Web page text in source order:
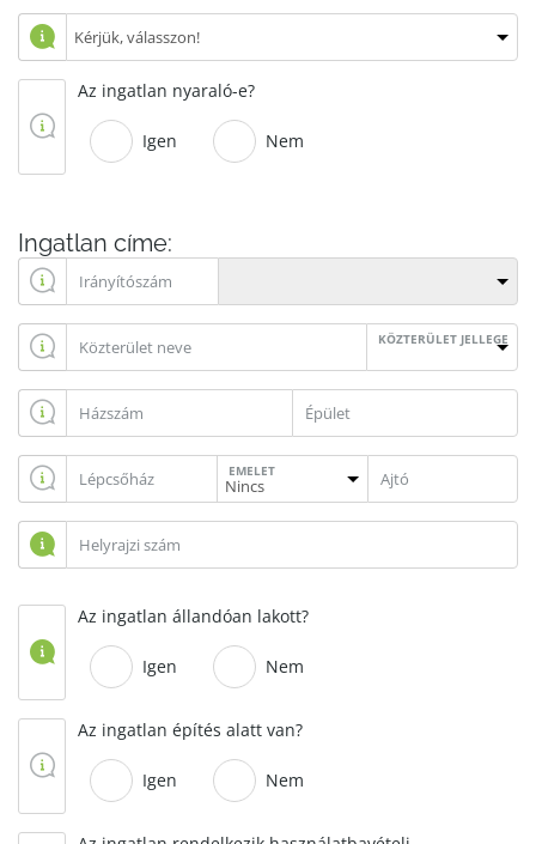
Az ingatlan nyaraló-e?
Igen Nem
Ingatlan címe:
KÖZTERÜLET JELLEGE
EMELET
Az ingatlan állandóan lakott?
Igen Nem
Az ingatlan építés alatt van?
Igen Nem